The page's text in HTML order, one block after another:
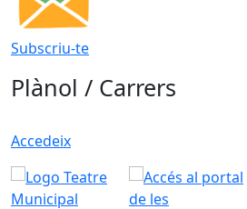
Subscriu-te
Plànol / Carrers
Accedeix